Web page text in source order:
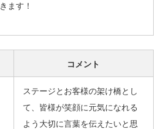
きます！
コメント
ステージとお客様の架け橋とし
て、皆様が笑顔に元気になれる
よう大切に言葉を伝えたいと思